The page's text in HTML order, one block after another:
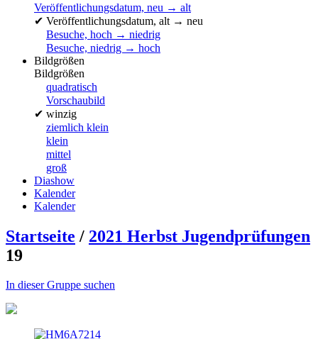
Veröffentlichungsdatum, neu → alt
✔ Veröffentlichungsdatum, alt → neu
Besuche, hoch → niedrig
Besuche, niedrig → hoch
Bildgrößen
Bildgrößen
quadratisch
Vorschaubild
✔ winzig
ziemlich klein
klein
mittel
groß
Diashow
Kalender
Kalender
Startseite / 2021 Herbst Jugendprüfungen
19
In dieser Gruppe suchen